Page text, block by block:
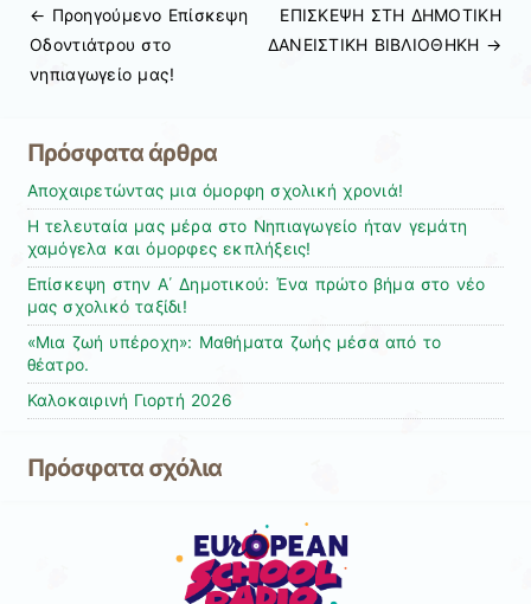
Πλοήγηση άρθρων
← Προηγούμενo Επίσκεψη
Οδοντιάτρου στο
νηπιαγωγείο μας!
ΕΠΙΣΚΕΨΗ ΣΤΗ ΔΗΜΟΤΙΚΗ
ΔΑΝΕΙΣΤΙΚΗ ΒΙΒΛΙΟΘΗΚΗ →
Πρόσφατα άρθρα
Αποχαιρετώντας μια όμορφη σχολική χρονιά!
Η τελευταία μας μέρα στο Νηπιαγωγείο ήταν γεμάτη
χαμόγελα και όμορφες εκπλήξεις!
Επίσκεψη στην Α΄ Δημοτικού: Ένα πρώτο βήμα στο νέο
μας σχολικό ταξίδι!
«Μια ζωή υπέροχη»: Μαθήματα ζωής μέσα από το
θέατρο.
Καλοκαιρινή Γιορτή 2026
Πρόσφατα σχόλια